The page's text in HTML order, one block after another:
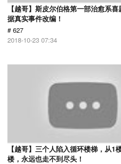
【越哥】斯皮尔伯格第一部治愈系
据真实事件改编！
# 627
2018-10-23 07:34
【越哥】三个人陷入循环楼梯，从1
楼，永远也走不到尽头！